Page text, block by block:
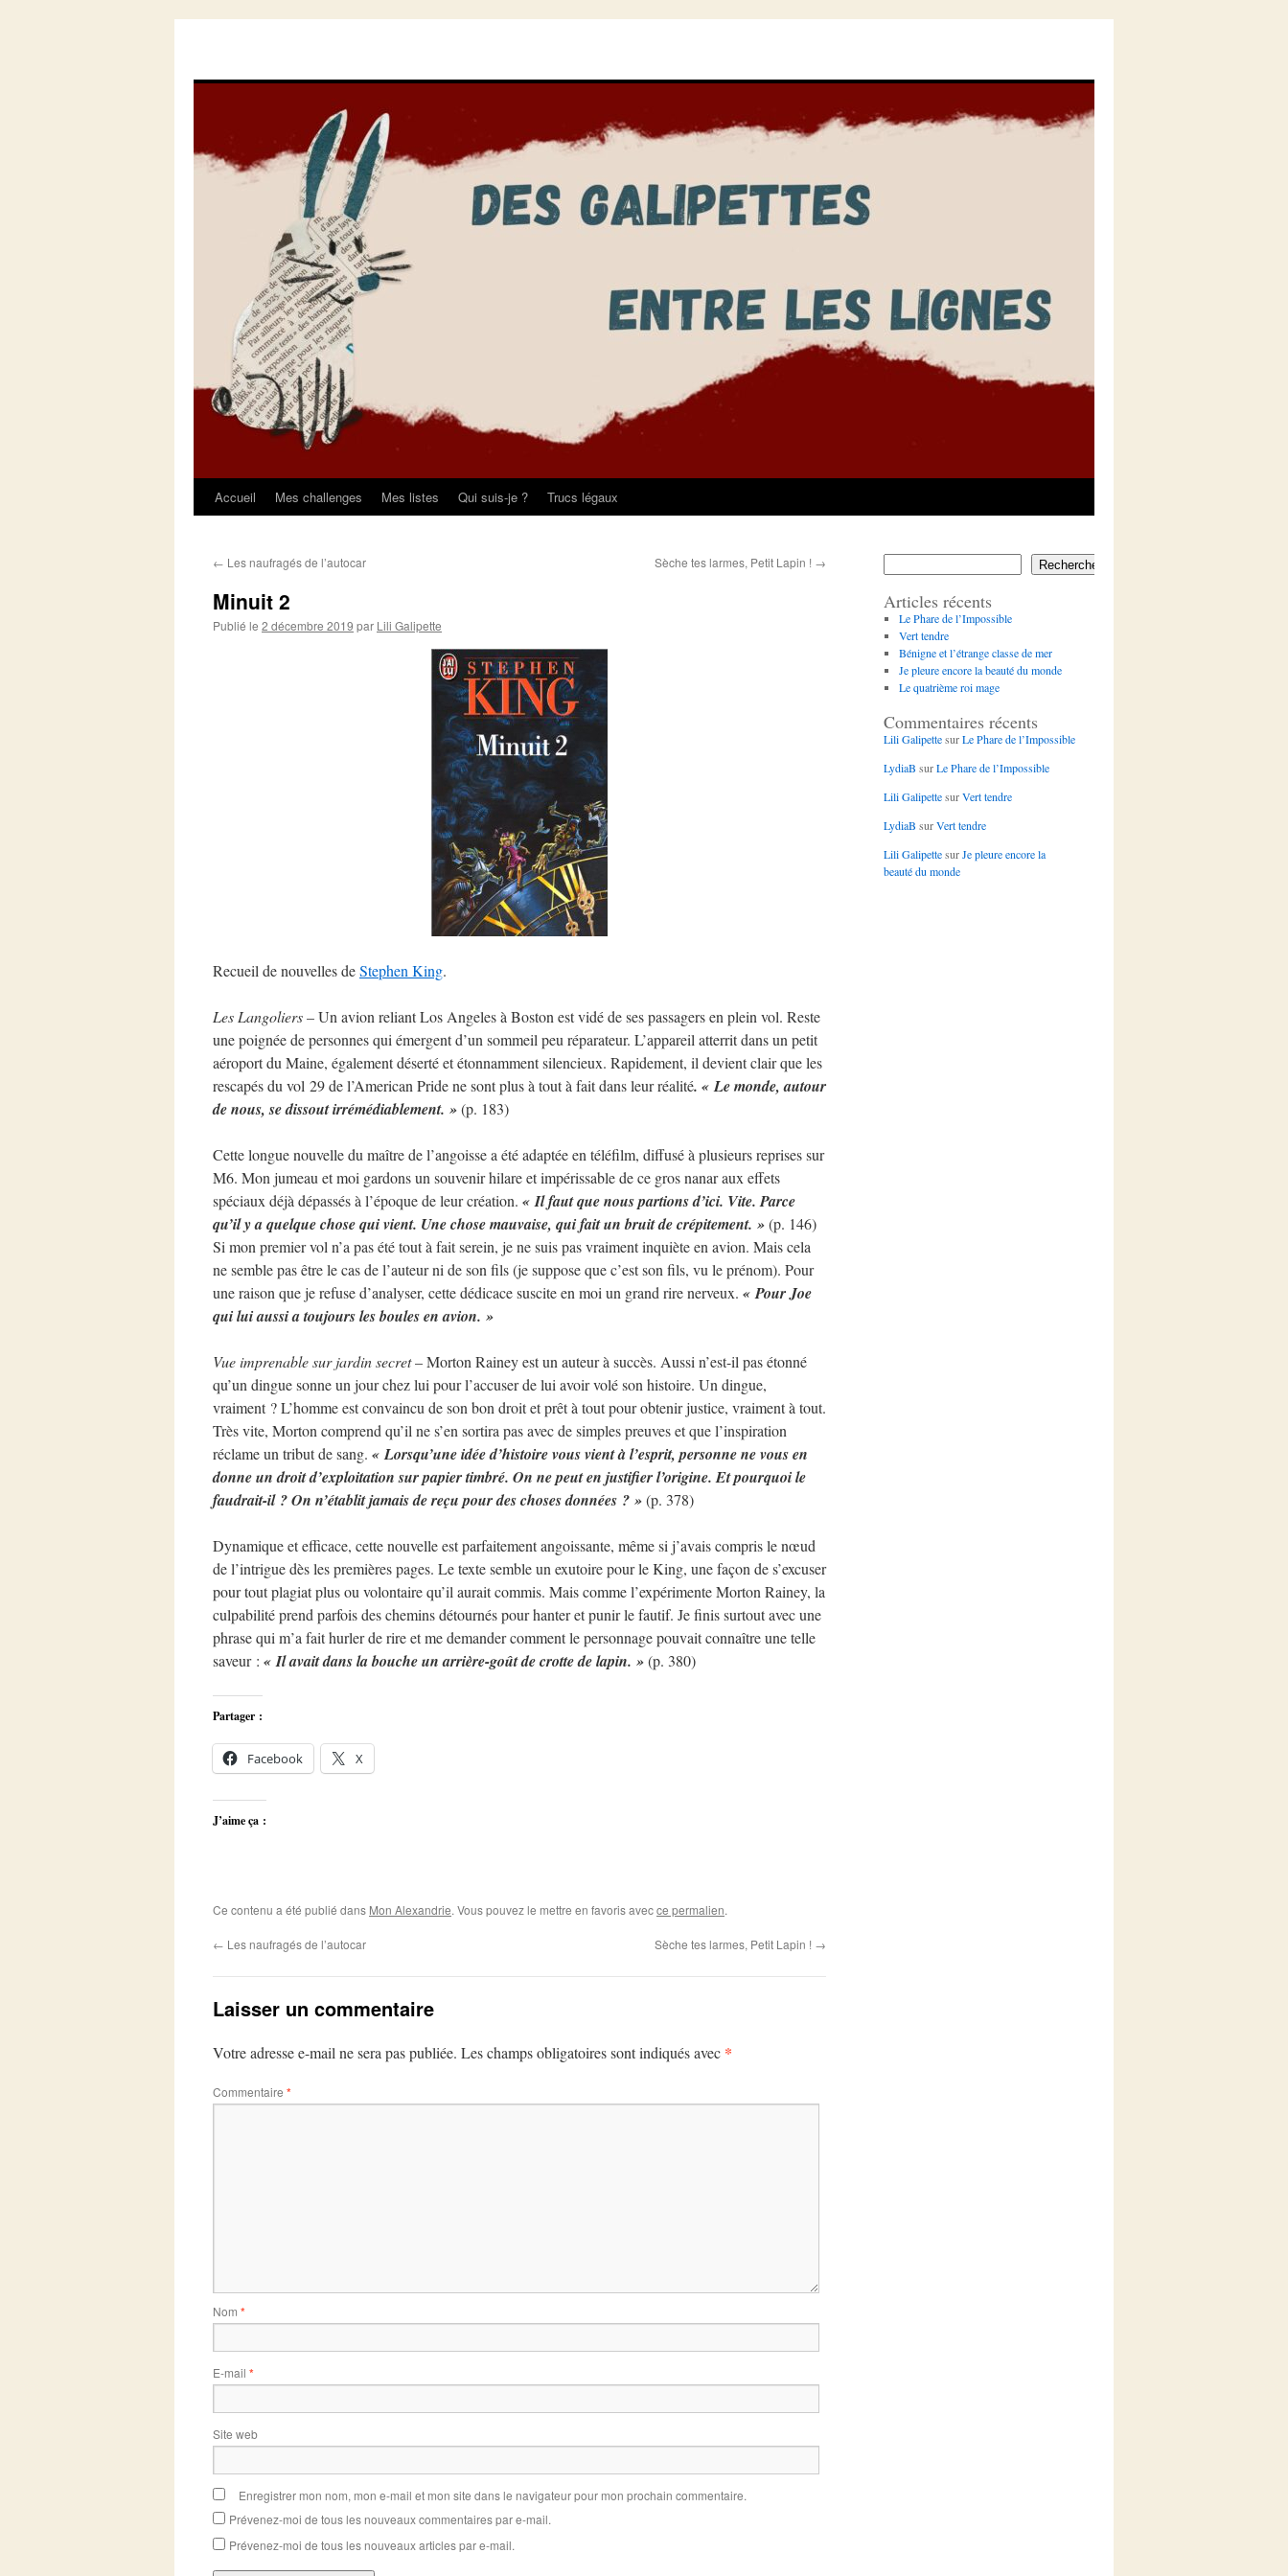
Aller
contenu
Accueil Mes challenges Mes listes Qui suis-je ? Trucs légaux
← Les naufragés de l’autocar Sèche tes larmes, Petit Lapin ! →
Minuit 2
Publié le 2 décembre 2019 par Lili Galipette
Recueil de nouvelles deStephen King.
Les Langoliers– Un avion reliant Los Angeles à Boston est vidé de ses passagers en plein vol. Reste
une poignée de personnes qui émergent d’un sommeil peu réparateur. L’appareil atterrit dans un petit
aéroport du Maine, également déserté et étonnamment silencieux. Rapidement, il devient clair que les
rescapés du vol 29 de l’American Pride ne sont plus à tout à fait dans leur réalité. « Le monde, autour
de nous, se dissout irrémédiablement. »(p. 183)
Cette longue nouvelle du maître de l’angoisse a été adaptée en téléfilm, diffusé à plusieurs reprises sur
M6. Mon jumeau et moi gardons un souvenir hilare et impérissable de ce gros nanar aux effets
spéciaux déjà dépassés à l’époque de leur création. « Il faut que nous partions d’ici. Vite. Parce
qu’il y a quelque chose qui vient. Une chose mauvaise, qui fait un bruit de crépitement. »(p. 146)
Si mon premier vol n’a pas été tout à fait serein, je ne suis pas vraiment inquiète en avion. Mais cela
ne semble pas être le cas de l’auteur ni de son fils (je suppose que c’est son fils, vu le prénom). Pour
une raison que je refuse d’analyser, cette dédicace suscite en moi un grand rire nerveux. « Pour Joe
qui lui aussi a toujours les boules en avion. »
Vue imprenable sur jardin secret– Morton Rainey est un auteur à succès. Aussi n’est-il pas étonné
qu’un dingue sonne un jour chez lui pour l’accuser de lui avoir volé son histoire. Un dingue,
vraiment ? L’homme est convaincu de son bon droit et prêt à tout pour obtenir justice, vraiment à tout.
Très vite, Morton comprend qu’il ne s’en sortira pas avec de simples preuves et que l’inspiration
réclame un tribut de sang. « Lorsqu’une idée d’histoire vous vient à l’esprit, personne ne vous en
donne un droit d’exploitation sur papier timbré. On ne peut en justifier l’origine. Et pourquoi le
faudrait-il ? On n’établit jamais de reçu pour des choses données ? »(p. 378)
Dynamique et efficace, cette nouvelle est parfaitement angoissante, même si j’avais compris le nœud
de l’intrigue dès les premières pages. Le texte semble un exutoire pour le King, une façon de s’excuser
pour tout plagiat plus ou volontaire qu’il aurait commis. Mais comme l’expérimente Morton Rainey, la
culpabilité prend parfois des chemins détournés pour hanter et punir le fautif. Je finis surtout avec une
phrase qui m’a fait hurler de rire et me demander comment le personnage pouvait connaître une telle
saveur : « Il avait dans la bouche un arrière-goût de crotte de lapin. »(p. 380)
Partager :
Facebook X
J’aime ça :
Ce contenu a été publié dans Mon Alexandrie. Vous pouvez le mettre en favoris avecce permalien.
← Les naufragés de l’autocar Sèche tes larmes, Petit Lapin ! →
Laisser un commentaire
Votre adresse e-mail ne sera pas publiée. Les champs obligatoires sont indiqués avec *
Commentaire *
Nom *
E-mail *
Site web
Enregistrer mon nom, mon e-mail et mon site dans le navigateur pour mon prochain commentaire.
Prévenez-moi de tous les nouveaux commentaires par e-mail.
Prévenez-moi de tous les nouveaux articles par e-mail.
Rechercher
Articles récents
Le Phare de l’Impossible
Vert tendre
Bénigne et l’étrange classe de mer
Je pleure encore la beauté du monde
Le quatrième roi mage
Commentaires récents
Lili GalipettesurLe Phare de l’Impossible
LydiaB surLe Phare de l’Impossible
Lili GalipettesurVert tendre
LydiaB surVert tendre
Lili GalipettesurJe pleure encore la
beauté du monde